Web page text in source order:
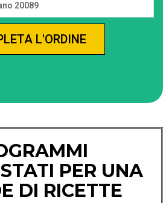
L'ORDINE
PER UNA
DI RICETTE